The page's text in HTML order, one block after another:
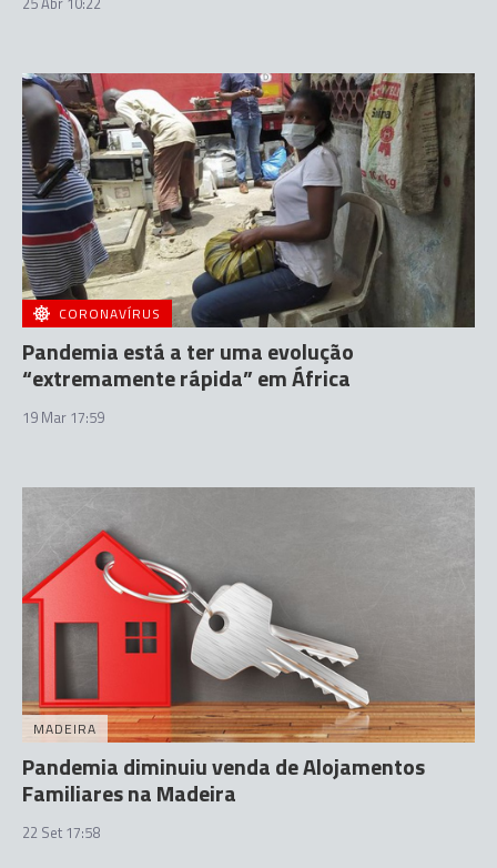
CORONAVÍRUS
Pandemia está a ter uma evolução
“extremamente rápida” em África
19 Mar 17:59
MADEIRA
Pandemia diminuiu venda de Alojamentos
Familiares na Madeira
22 Set 17:58